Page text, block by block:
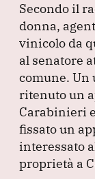
Secondo il
donna,
vinicolo da
al senatore
comune. Un
ritenuto un
Carabinieri
fissato un
interessato
proprietà a